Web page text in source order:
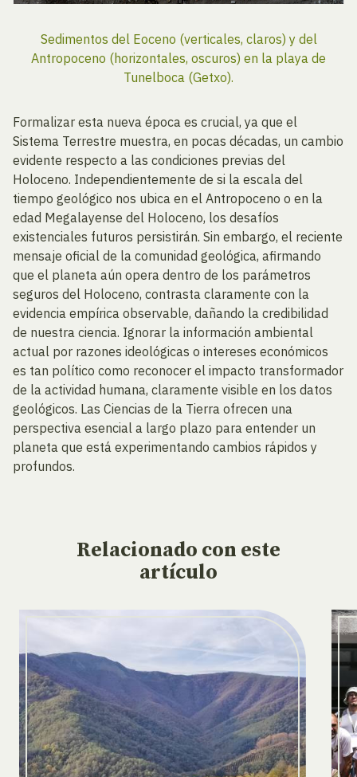
Sedimentos del Eoceno (verticales, claros) y del
Antropoceno (horizontales, oscuros) en la playa de
Tunelboca (Getxo).
Formalizar esta nueva época es crucial, ya que el
Sistema Terrestre muestra, en pocas décadas, un cambio
evidente respecto a las condiciones previas del
Holoceno. Independientemente de si la escala del
tiempo geológico nos ubica en el Antropoceno o en la
edad Megalayense del Holoceno, los desafíos
existenciales futuros persistirán. Sin embargo, el reciente
mensaje oficial de la comunidad geológica, afirmando
que el planeta aún opera dentro de los parámetros
seguros del Holoceno, contrasta claramente con la
evidencia empírica observable, dañando la credibilidad
de nuestra ciencia. Ignorar la información ambiental
actual por razones ideológicas o intereses económicos
es tan político como reconocer el impacto transformador
de la actividad humana, claramente visible en los datos
geológicos. Las Ciencias de la Tierra ofrecen una
perspectiva esencial a largo plazo para entender un
planeta que está experimentando cambios rápidos y
profundos.
Relacionado con este
artículo